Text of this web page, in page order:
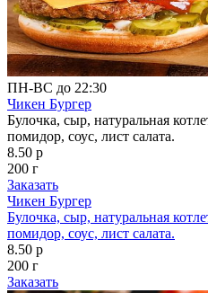
ПН-ВС до 22:30
Чикен Бургер
Булочка, сыр, натуральная
помидор, соус, лист салата.
8.50 р
200 г
Заказать
Чикен Бургер
Булочка, сыр, натуральная
помидор, соус, лист салата.
8.50 р
200 г
Заказать